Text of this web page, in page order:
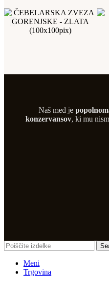
Naš med je
konzervansov, ki mu
Meni
Trgovina